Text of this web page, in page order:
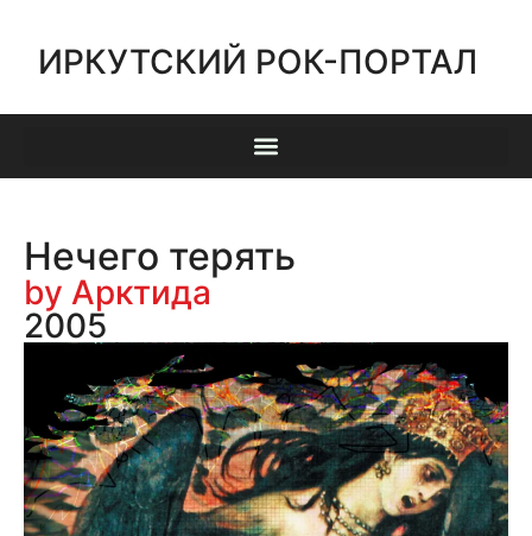
ИРКУТСКИЙ РОК-ПОРТАЛ
Нечего терять
by Арктида
2005